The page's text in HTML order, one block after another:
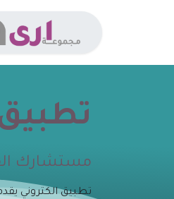
مستشارك
تطبيق الكتروني